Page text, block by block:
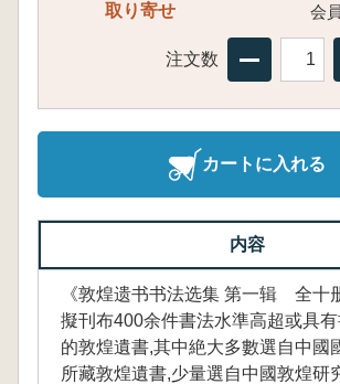
取り寄せ 会
注文数
カートに入れる
内容
《敦煌遗书书法选集 第一辑 全十
擬刊布400余件書法水準高超或具
的敦煌遺書,其中絶大多數選自中國
所藏敦煌遺書,少量選自中國敦煌研